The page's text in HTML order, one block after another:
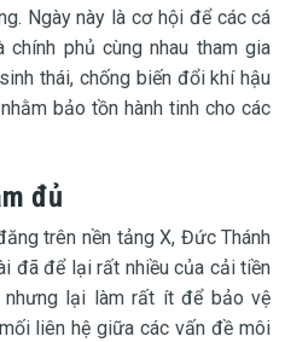
Ngày này là cơ hội để các cá
phủ cùng nhau tham gia
thái, chống biến đổi khí hậu
bảo tồn hành tinh cho các
đủ
trên nền tảng X, Đức Thánh
đã để lại rất nhiều của cải tiền
lại làm rất ít để bảo vệ
liên hệ giữa các vấn đề môi